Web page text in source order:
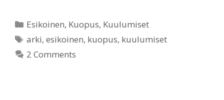
Categories
Esikoinen, Kuopus, Kuulumiset
Tags
arki,esikoinen, kuopus, kuulumiset
2 Comments